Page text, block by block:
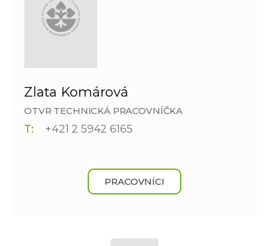
Zlata Komárová
OTVR TECHNICKÁ PRACOVNÍČKA
T: +421 2 5942 6165
PRACOVNÍCI